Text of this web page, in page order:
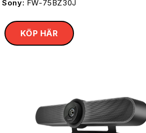
Sony: FW-75BZ30J
KÖP HÄR